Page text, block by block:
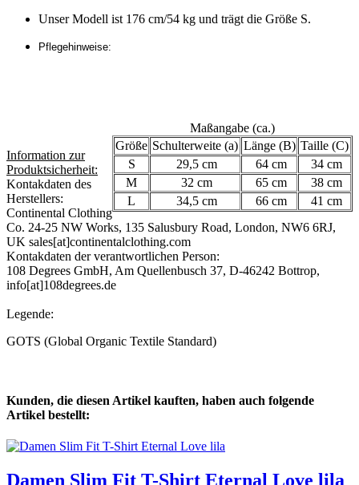
Unser Modell ist 176 cm/54 kg und trägt die Größe S.
Pflegehinweise:
Maßangabe (ca.)
Größe Schulterweite (a) Länge (B) Taille (C)
S
29,5 cm 64 cm
34 cm
M
32 cm 65 cm
38 cm
L
34,5 cm 66 cm 41 cm
Information zur
Produktsicherheit:
Kontakdaten des
Herstellers:
Continental Clothing
Co. 24-25 NW Works, 135 Salusbury Road, London, NW6 6RJ,
UK sales[at]continentalclothing.com
Kontakdaten der verantwortlichen Person:
108 Degrees GmbH, Am Quellenbusch 37, D-46242 Bottrop,
info[at]108degrees.de
Legende:
GOTS (Global Organic Textile Standard)
Kunden, die diesen Artikel kauften, haben auch folgende
Artikel bestellt:
Damen Slim Fit T-Shirt Eternal Love lila